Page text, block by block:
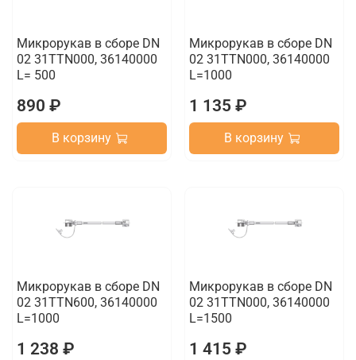
Микрорукав в сборе DN
02 31TTN000, 36140000
L= 500
890 ₽
В корзину
Микрорукав в сборе DN
02 31TTN000, 36140000
L=1000
1 135 ₽
В корзину
Микрорукав в сборе DN
02 31TTN600, 36140000
L=1000
1 238 ₽
Микрорукав в сборе DN
02 31TTN000, 36140000
L=1500
1 415 ₽